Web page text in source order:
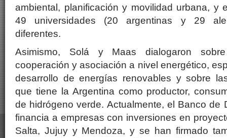
ambiental, planificación y movilidad urbana, y
49 universidades (20 argentinas y 29
diferentes.
Asimismo, Solá y Maas dialogaron
cooperación y asociación a nivel energético,
desarrollo de energías renovables y sobre
que tiene la Argentina como productor,
de hidrógeno verde. Actualmente, el Banco de
financia a empresas con inversiones en
Salta, Jujuy y Mendoza, y se han firmado